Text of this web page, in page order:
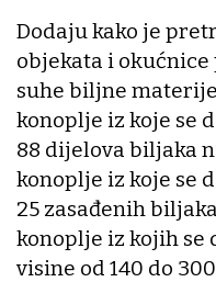
Dodaju kako je
objekata i okućnice
suhe biljne
konoplje iz koje se
88 dijelova biljaka
konoplje iz koje se
25 zasađenih
konoplje iz kojih se
visine od 140 do